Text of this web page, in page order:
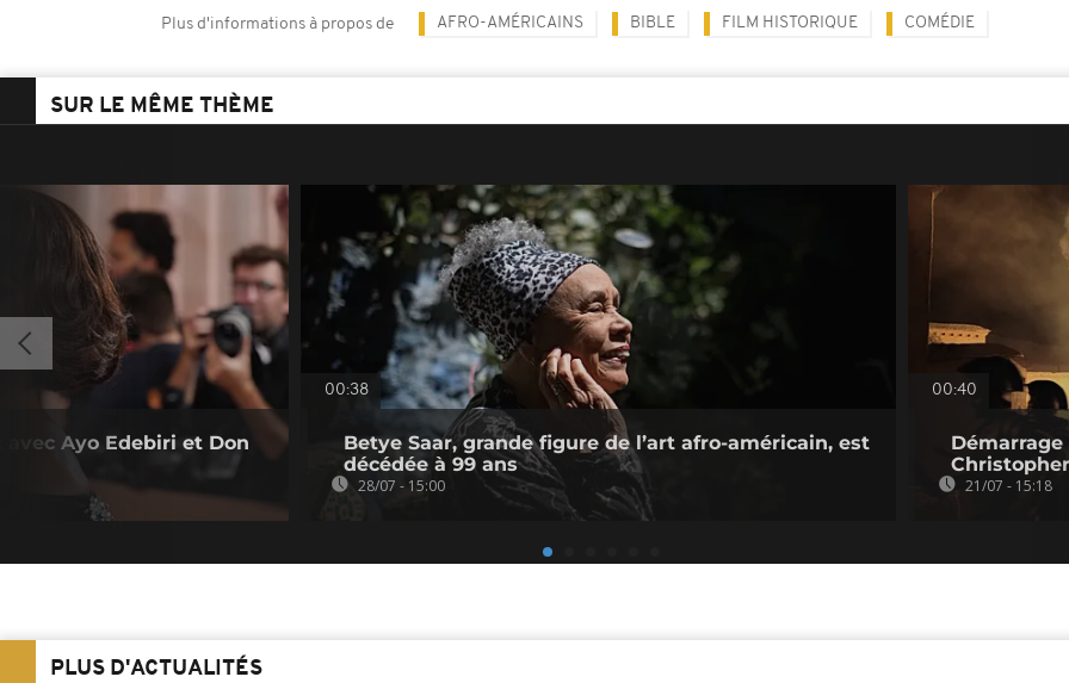
Plus d'informations à propos de AFRO-AMÉRICAINS BIBLE FILM HISTORIQUE COMÉDIE
SUR LE MÊME THÈME
Ayo Edebiri et Don
00:38
Betye Saar, grande figure de l’art afro-américain, est
décédée à 99 ans
28/07 - 15:00
00:40
Démarrage
21/07 - 15:18
PLUS D'ACTUALITÉS